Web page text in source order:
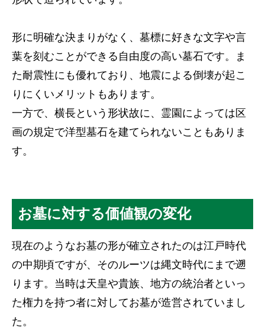
形に明確な決まりがなく、墓標に好きな文字や言
葉を刻むことができる自由度の高い墓石です。ま
た耐震性にも優れており、地震による倒壊が起こ
りにくいメリットもあります。
一方で、横長という形状故に、霊園によっては区
画の規定で洋型墓石を建てられないこともありま
す。
お墓に対する価値観の変化
現在のようなお墓の形が確立されたのは江戸時代
の中期頃ですが、そのルーツは縄文時代にまで遡
ります。当時は天皇や貴族、地方の統治者といっ
た権力を持つ者に対してお墓が造営されていまし
た。